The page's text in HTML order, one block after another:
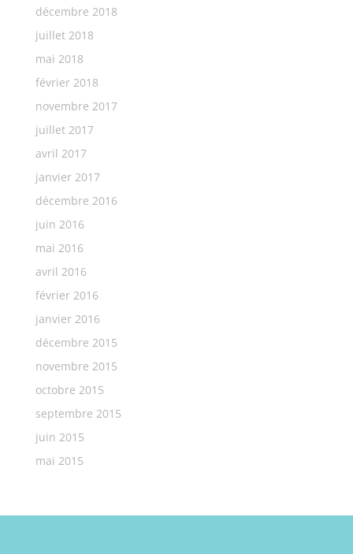
décembre 2018
juillet 2018
mai 2018
février 2018
novembre 2017
juillet 2017
avril 2017
janvier 2017
décembre 2016
juin 2016
mai 2016
avril 2016
février 2016
janvier 2016
décembre 2015
novembre 2015
octobre 2015
septembre 2015
juin 2015
mai 2015